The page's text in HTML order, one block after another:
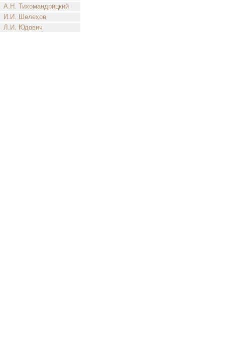
А.Н. Тихомандрицкий
И.И. Шелехов
Л.И. Юдович